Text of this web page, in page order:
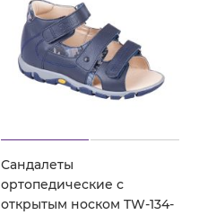
Сандалеты
ортопедические с
открытым носком TW-134-